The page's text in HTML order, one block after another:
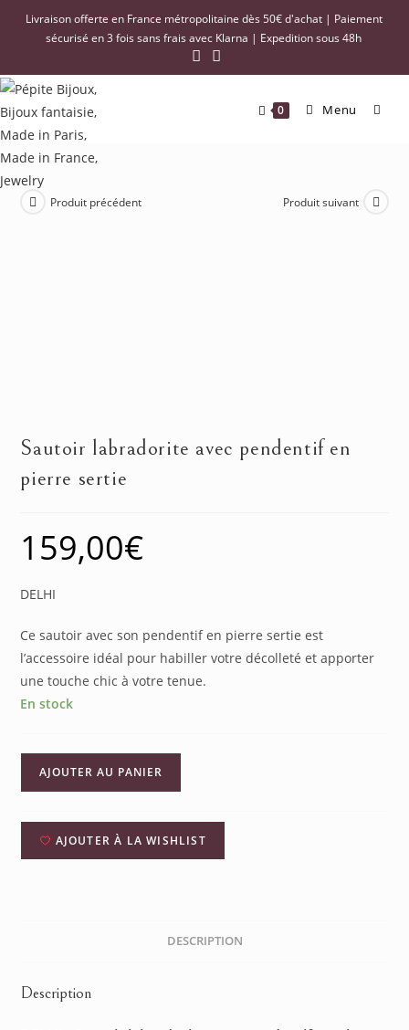
Livraison offerte en France métropolitaine dès 50€ d'achat | Paiement
sécurisé en 3 fois sans frais avec Klarna | Expedition sous 48h
0 Menu
Produit précédent Produit suivant
Sautoir labradorite avec pendentif en
pierre sertie
159,00€
DELHI
Ce sautoir avec son pendentif en pierre sertie est
l’accessoire idéal pour habiller votre décolleté et apporter
une touche chic à votre tenue.
En stock
AJOUTER AU PANIER
AJOUTER À LA WISHLIST
DESCRIPTION
Description